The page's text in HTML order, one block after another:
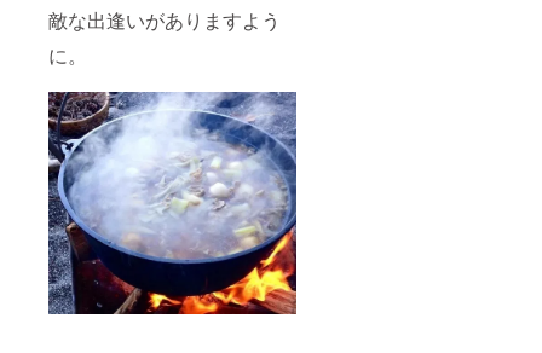
敵な出逢いがありますよう
に。